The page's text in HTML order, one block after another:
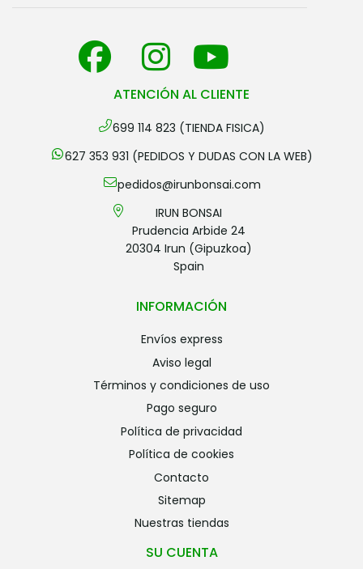
ATENCIÓN AL CLIENTE
699 114 823 (TIENDA FISICA)
627 353 931 (PEDIDOS Y DUDAS CON LA WEB)
pedidos@irunbonsai.com
IRUN BONSAI
Prudencia Arbide 24
20304 Irun (Gipuzkoa)
Spain
INFORMACIÓN
envíos express
aviso legal
términos y condiciones de uso
pago seguro
política de privacidad
política de cookies
contacto
sitemap
nuestras tiendas
SU CUENTA